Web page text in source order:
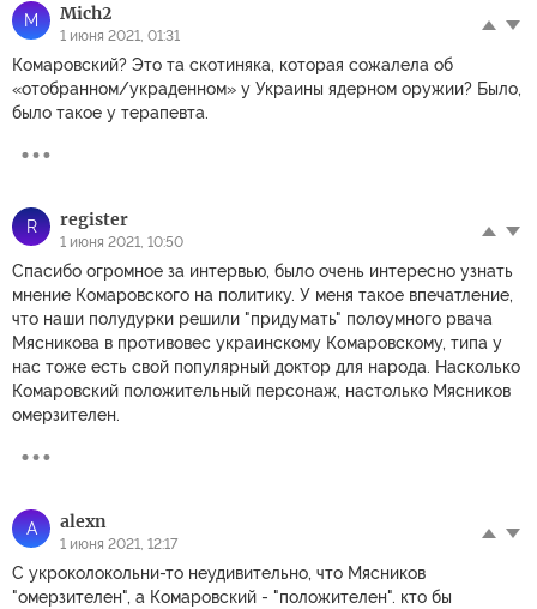
M Mich2
1 июня 2021, 01:31
Комаровский? Это та скотиняка, которая сожалела об
«отобранном/украденном» у Украины ядерном оружии? Было,
было такое у терапевта.
R register
1 июня 2021, 10:50
Спасибо огромное за интервью, было очень интересно узнать
мнение Комаровского на политику. У меня такое впечатление,
что наши полудурки решили "придумать" полоумного рвача
Мясникова в противовес украинскому Комаровскому, типа у
нас тоже есть свой популярный доктор для народа. Насколько
Комаровский положительный персонаж, настолько Мясников
омерзителен.
A alexn
1 июня 2021, 12:17
С укроколокольни-то неудивительно, что Мясников
"омерзителен", а Комаровский - "положителен". кто бы